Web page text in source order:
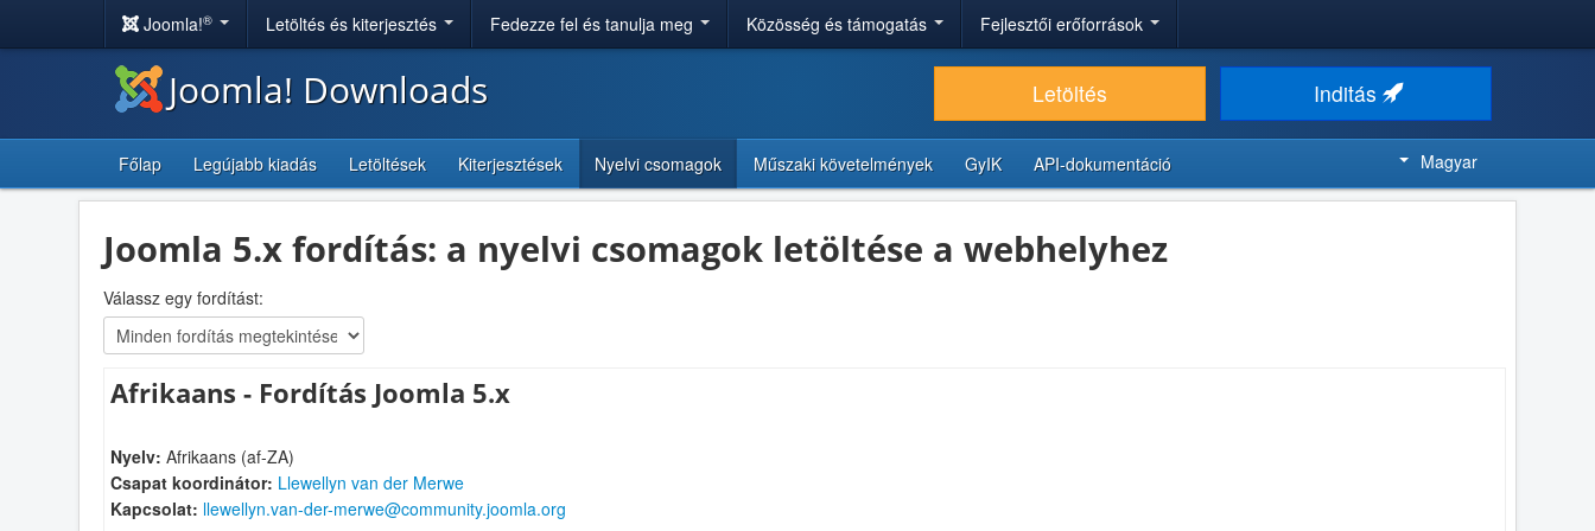
Joomla!® Letöltés és kiterjesztés Fedezze fel és tanulja meg Közösség és támogatás Fejlesztői erőforrások
Joomla! Downloads Letöltés Inditás
Főlap Legújabb kiadás Letöltések Kiterjesztések Nyelvi csomagok Műszaki követelmények GyIK API-dokumentáció Magyar
Joomla 5.x fordítás: a nyelvi csomagok letöltése a webhelyhez
Válassz egy fordítást:
Afrikaans - Fordítás Joomla 5.x
Nyelv: Afrikaans (af-ZA)
Csapat koordinátor: Llewellyn van der Merwe
Kapcsolat: llewellyn.van-der-merwe@community.joomla.org